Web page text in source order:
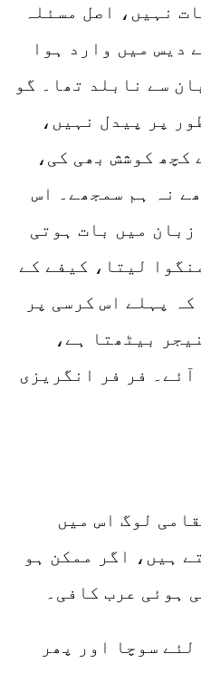
نہیں، اصل مسئلہ
دیس میں وارد ہوا
سے نابلد تھا۔ گو
پر پیدل نہیں،
کچھ کوشش بھی کی،
نہ ہم سمجھے۔ اس
میں بات ہوتی
لیتا، کیفے کے
پہلے اس کرسی پر
بیٹھتا ہے،
فر فر انگریزی
لوگ اس میں
ہیں، اگر ممکن ہو
ہوئی عرب کافی۔
سوچا اور پھر